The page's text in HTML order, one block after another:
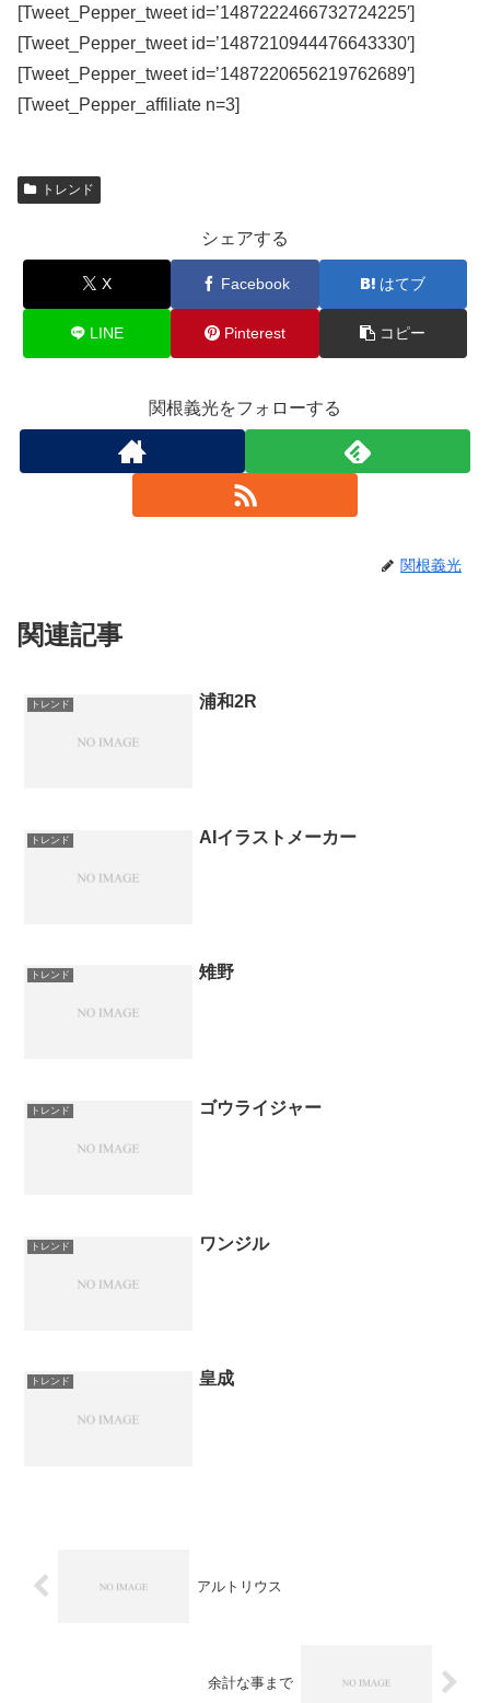
[Tweet_Pepper_tweet id=’1487222466732724225′]
[Tweet_Pepper_tweet id=’1487210944476643330′]
[Tweet_Pepper_tweet id=’1487220656219762689′]
[Tweet_Pepper_affiliate n=3]
トレンド
シェアする
X Facebook はてブ
LINE Pinterest コピー
関根義光をフォローする
関根義光
関連記事
トレンド 浦和2R
トレンド AIイラストメーカー
トレンド 雉野
トレンド ゴウライジャー
トレンド ワンジル
トレンド 皇成
アルトリウス
余計な事まで